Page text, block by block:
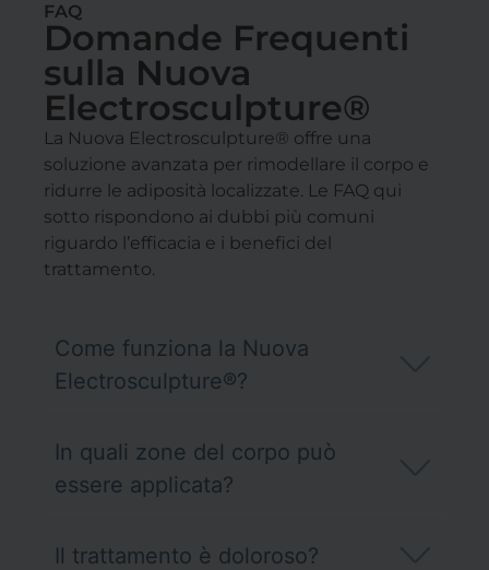
FAQ
Domande Frequenti
sulla Nuova
Electrosculpture®
La Nuova Electrosculpture® offre una
soluzione avanzata per rimodellare il corpo e
ridurre le adiposità localizzate. Le FAQ qui
sotto rispondono ai dubbi più comuni
riguardo l’efficacia e i benefici del
trattamento.
Come funziona la Nuova
Electrosculpture®?
In quali zone del corpo può
essere applicata?
Il trattamento è doloroso?